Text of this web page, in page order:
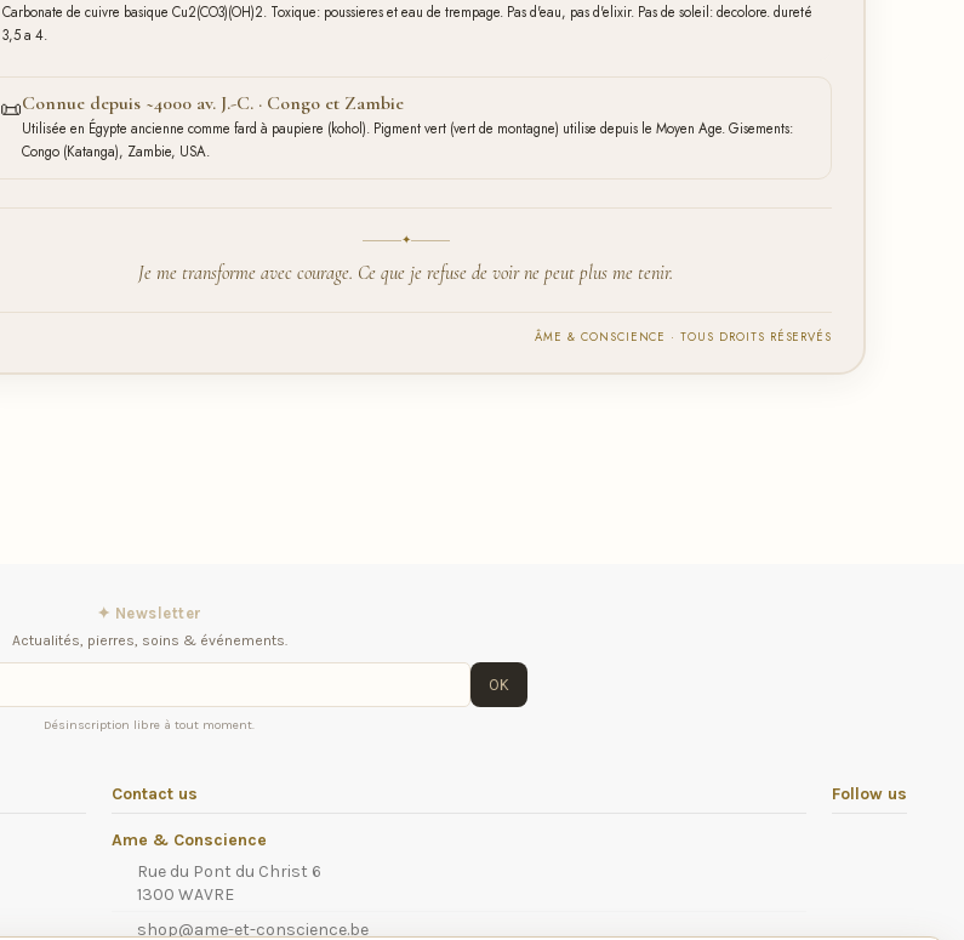
Carbonate de cuivre basique Cu2(CO3)(OH)2. Toxique: poussieres et eau de trempage. Pas d'eau, pas d'elixir. Pas de soleil: decolore. dureté
3,5 a 4.
📜Connue depuis ~4000 av. J.-C. · Congo et Zambie
Utilisée en Égypte ancienne comme fard à paupiere (kohol). Pigment vert (vert de montagne) utilise depuis le Moyen Age. Gisements:
Congo (Katanga), Zambie, USA.
✦
Je me transforme avec courage. Ce que je refuse de voir ne peut plus me tenir.
ÂME & CONSCIENCE · TOUS DROITS RÉSERVÉS
✦ Newsletter
Actualités, pierres, soins & événements.
OK
Désinscription libre à tout moment.
Contact us
Ame & Conscience
Rue du Pont du Christ 6
1300 WAVRE
shop@ame-et-conscience.be
Follow us